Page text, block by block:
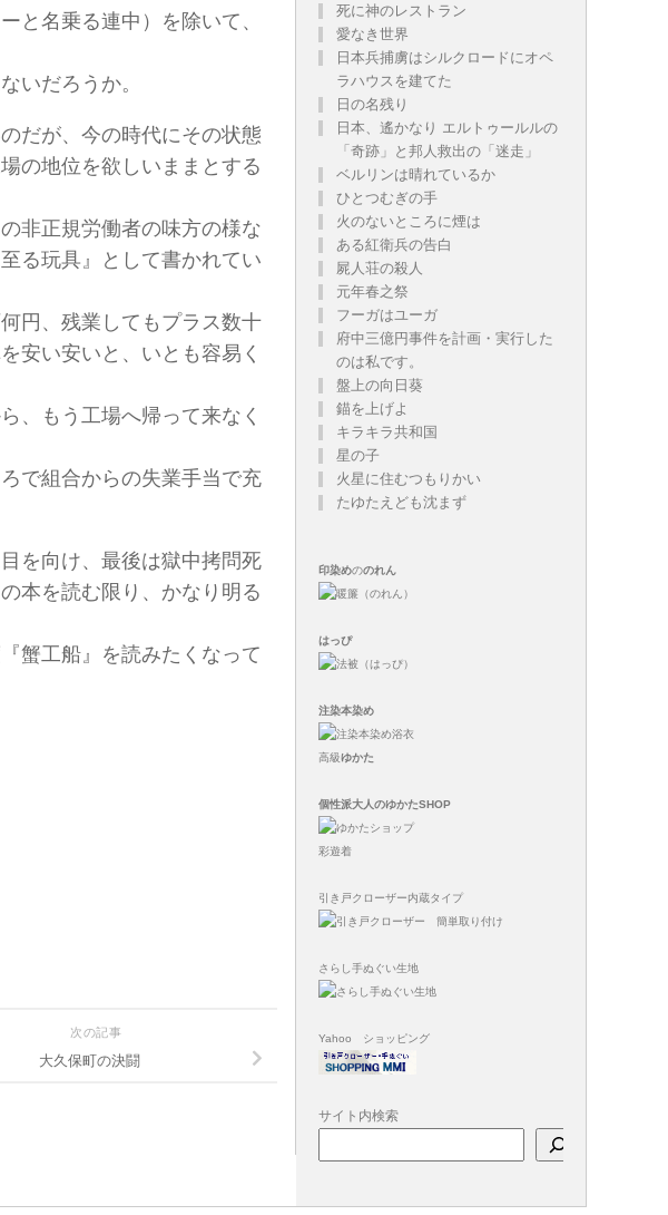
と名乗る連中）を除いて、
いだろうか。
だが、今の時代にその状態
の地位を欲しいままとする
非正規労働者の味方の様な
る玩具』として書かれてい
円、残業してもプラス数十
安い安いと、いとも容易く
、もう工場へ帰って来なく
で組合からの失業手当で充
を向け、最後は獄中拷問死
本を読む限り、かなり明る
蟹工船』を読みたくなって
次の記事
大久保町の決闘
死に神のレストラン
愛なき世界
日本兵捕虜はシルクロードにオペ
ラハウスを建てた
日の名残り
日本、遙かなり エルトゥールルの
「奇跡」と邦人救出の「迷走」
ベルリンは晴れているか
ひとつむぎの手
火のないところに煙は
ある紅衛兵の告白
屍人荘の殺人
元年春之祭
フーガはユーガ
府中三億円事件を計画・実行した
のは私です。
盤上の向日葵
錨を上げよ
キラキラ共和国
星の子
火星に住むつもりかい
たゆたえども沈まず
印染めののれん
はっぴ
注染本染め
高級ゆかた
個性派大人のゆかたSHOP
彩遊着
引き戸クローザー内蔵タイプ
さらし手ぬぐい生地
Yahoo ショッピング
サイト内検索